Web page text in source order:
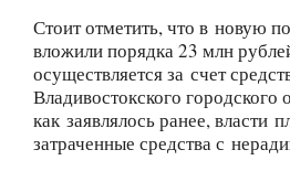
Стоит отметить, что в новую
вложили порядка 23 млн
осуществляется за счет
Владивостокского городского
как заявлялось ранее, власти
затраченные средства с